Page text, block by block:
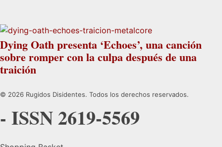
Dying Oath presenta ‘Echoes’, una canción
sobre romper con la culpa después de una
traición
© 2026 Rugidos Disidentes. Todos los derechos reservados.
- ISSN 2619-5569